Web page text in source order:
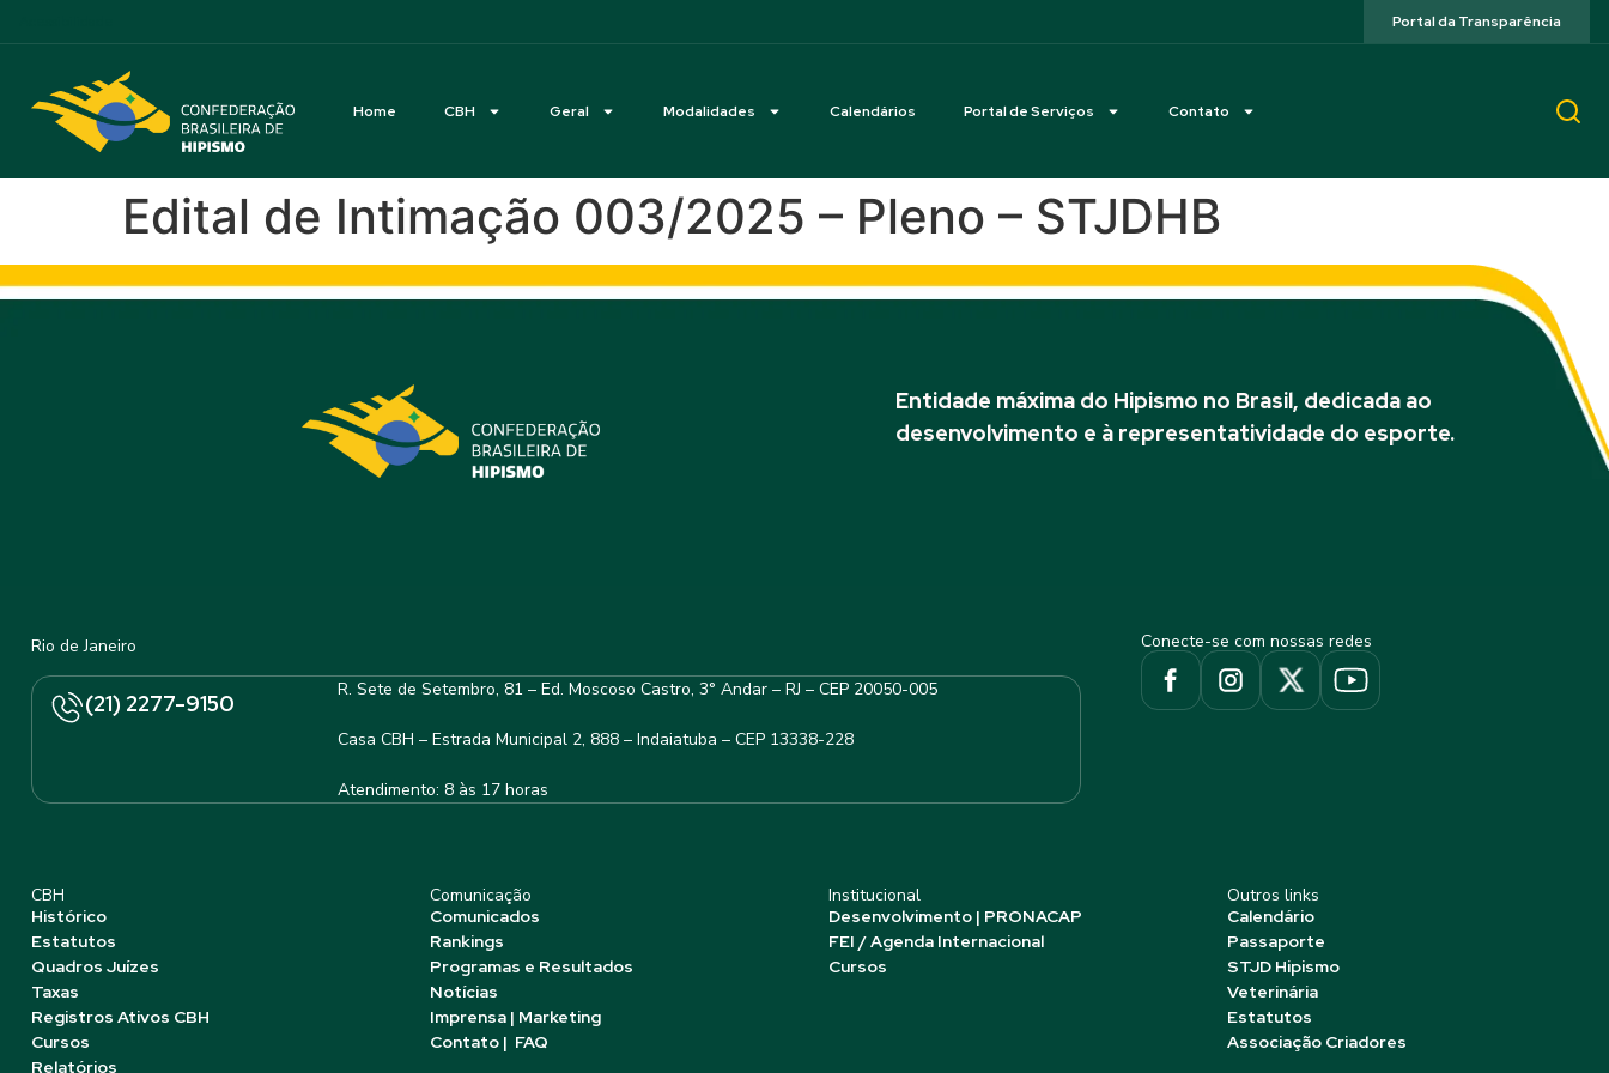
Portal da Transparência
Home CBH Geral Modalidades Calendários Portal de Serviços Contato
Edital de Intimação 003/2025 – Pleno – STJDHB
Entidade máxima do Hipismo no Brasil, dedicada ao
desenvolvimento e à representatividade do esporte.
Rio de Janeiro
(21) 2277-9150
R. Sete de Setembro, 81 – Ed. Moscoso Castro, 3° Andar – RJ – CEP 20050-005
Casa CBH – Estrada Municipal 2, 888 – Indaiatuba – CEP 13338-228
Atendimento: 8 às 17 horas
Conecte-se com nossas redes
CBH
Histórico
Estatutos
Quadros Juízes
Taxas
Registros Ativos CBH
Cursos
Relatórios
Comunicação
Comunicados
Rankings
Programas e Resultados
Notícias
Imprensa | Marketing
Contato | FAQ
Institucional
Desenvolvimento | PRONACAP
FEI / Agenda Internacional
Cursos
Outros links
Calendário
Passaporte
STJD Hipismo
Veterinária
Estatutos
Associação Criadores